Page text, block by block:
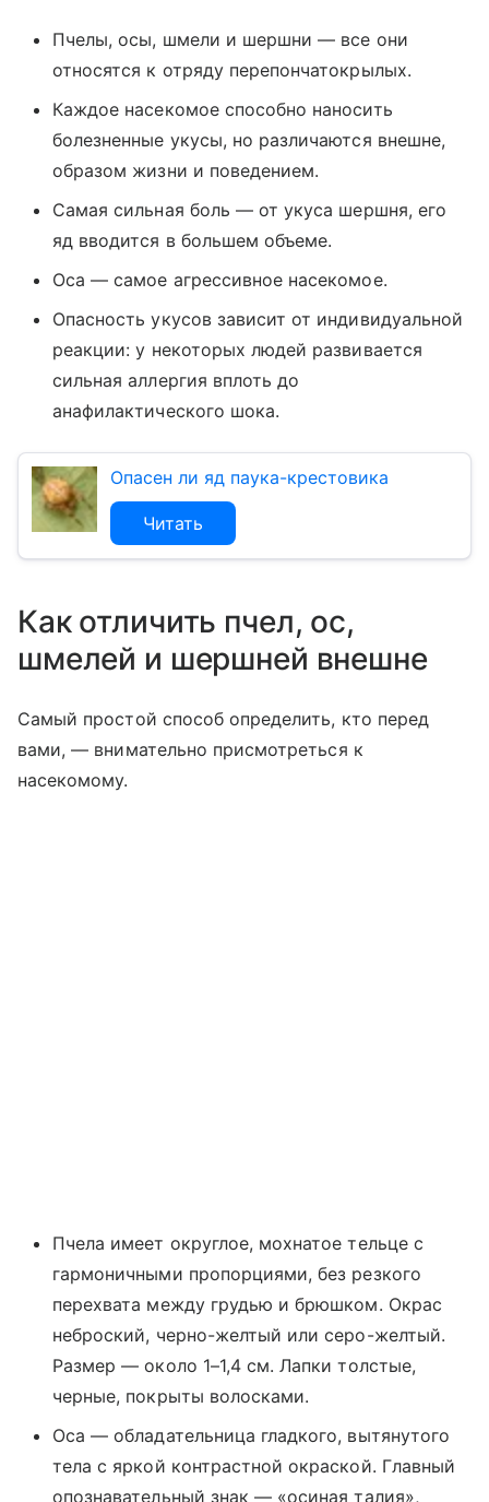
Пчелы, осы, шмели и шершни — все они
относятся к отряду перепончатокрылых.
Каждое насекомое способно наносить
болезненные укусы, но различаются внешне,
образом жизни и поведением.
Самая сильная боль — от укуса шершня, его
яд вводится в большем объеме.
Оса — самое агрессивное насекомое.
Опасность укусов зависит от индивидуальной
реакции: у некоторых людей развивается
сильная аллергия вплоть до
анафилактического шока.
Опасен ли яд паука-крестовика
Читать
Как отличить пчел, ос,
шмелей и шершней внешне
Самый простой способ определить, кто перед
вами, — внимательно присмотреться к
насекомому.
Пчела имеет округлое, мохнатое тельце с
гармоничными пропорциями, без резкого
перехвата между грудью и брюшком. Окрас
неброский, черно-желтый или серо-желтый.
Размер — около 1–1,4 см. Лапки толстые,
черные, покрыты волосками.
Оса — обладательница гладкого, вытянутого
тела с яркой контрастной окраской. Главный
опознавательный знак — «осиная талия»,